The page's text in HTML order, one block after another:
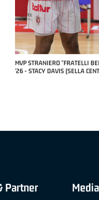
MVP "FRATELLI BERETTA"
NAZIONALE APRILE '26 -
Partner Media